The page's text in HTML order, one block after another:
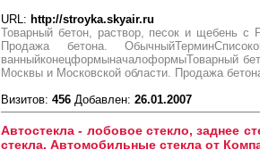
URL: http://stroyka.skyair.ru
Товарный бетон, раствор, песок и щебень
Продажа бетона.
ванныйконецформыначалоформыТоварный
Москвы и Московской области. Продажа
Визитов: 456 Добавлен: 26.01.2007
Автостекла - лобовое стекло, заднее
стекла. Автомобильные стекла от